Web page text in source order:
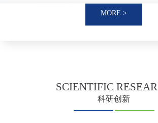
MORE >
SCIENTIFIC
科研创新